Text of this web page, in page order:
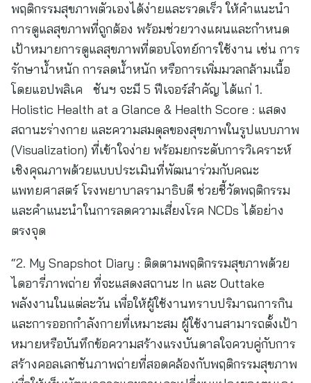
พฤติกรรมสุขภาพตัวเองได้ง่ายและรวดเร็ว ให้คำแนะนำ
การดูแลสุขภาพที่ถูกต้อง พร้อมช่วยวางแผนและกำหนด
เป้าหมายการดูแลสุขภาพที่ตอบโจทย์การใช้งาน เช่น การ
รักษาน้ำหนัก การลดน้ำหนัก หรือการเพิ่มมวลกล้ามเนื้อ
โดยแอปพลิเค ชันฯ จะมี 5 ฟีเจอร์สำคัญ ได้แก่ 1.
Holistic Health at a Glance & Health Score : แสดง
สถานะร่างกาย และความสมดุลของสุขภาพในรูปแบบภาพ
(Visualization) ที่เข้าใจง่าย พร้อมยกระดับการวิเคราะห์
เชิงคุณภาพด้วยแบบประเมินที่พัฒนาร่วมกับคณะ
แพทยศาสตร์ โรงพยาบาลรามาธิบดี ช่วยชี้วัดพฤติกรรม
และคำแนะนำในการลดความเสี่ยงโรค NCDs ได้อย่าง
ตรงจุด
“2. My Snapshot Diary : ติดตามพฤติกรรมสุขภาพด้วย
ไดอารี่ภาพถ่าย ที่จะแสดงสถานะ In และ Outtake
พลังงานในแต่ละวัน เพื่อให้ผู้ใช้งานทราบปริมาณการกิน
และการออกกำลังกายที่เหมาะสม ผู้ใช้งานสามารถตั้งเป้า
หมายหรือบันทึกข้อความสร้างแรงบันดาลใจควบคู่กับการ
สร้างคอลเลกชันภาพถ่ายที่สอดคล้องกับพฤติกรรมสุขภาพ